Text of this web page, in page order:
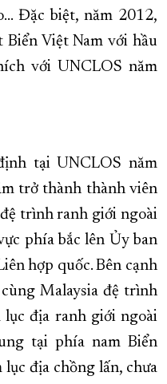
Đặc biệt, năm 2012,
Biển Việt Nam với hầu
với UNCLOS năm
tại UNCLOS năm
trở thành thành viên
trình ranh giới ngoài
phía bắc lên Ủy ban
hợp quốc. Bên cạnh
Malaysia đệ trình
địa ranh giới ngoài
tại phía nam Biển
địa chồng lấn, chưa